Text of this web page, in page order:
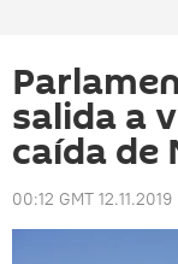
salida a
caída de
00:12 GMT 12.11.2019